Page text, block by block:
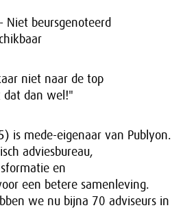
Niet beursgenoteerd
niet naar de top
dat dan wel!"
is mede-eigenaar van Publyon.
adviesbureau,
en
een betere samenleving.
we nu bijna 70 adviseurs in